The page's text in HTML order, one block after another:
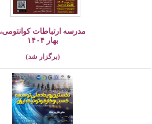
مدرسه ارتباطات کوانتومی،
بهار ۱۴۰۴
(برگزار شد)